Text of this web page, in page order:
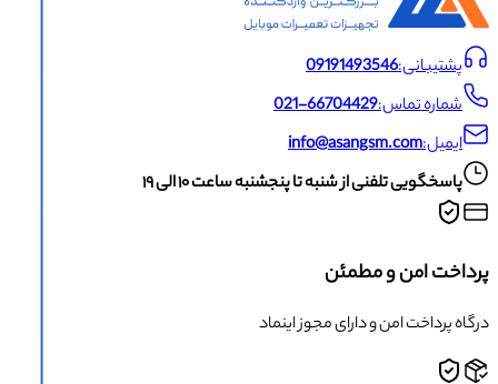
پشتیبانی:09191493546
شماره تماس:021-66704429
ایمیل:info@asangsm.com
پاسخگویی تلفنی از شنبه تا پنجشنبه ساعت ۱۰ الی ۱۹
پرداخت امن و مطمئن
درگاه پرداخت امن و دارای مجوز اینماد